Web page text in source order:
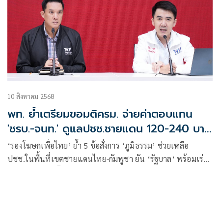
10 สิงหาคม 2568
พท. ย้ำเตรียมขอมติครม. จ่ายค่าตอบแทน
'ชรบ.-จนท.' ดูแลปชช.ชายแดน 120-240 บาท
ต่อวัน
‘รองโฆษกเพื่อไทย’ ย้ำ 5 ข้อสั่งการ ‘ภูมิธรรม’ ช่วยเหลือ
ปชช.ในพื้นที่เขตชายแดนไทย-กัมพูชา ยัน ‘รัฐบาล’ พร้อมเร่ง